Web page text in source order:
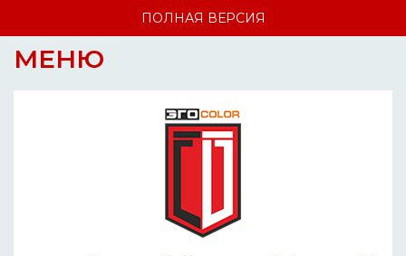
ПОЛНАЯ ВЕРСИЯ
МЕНЮ